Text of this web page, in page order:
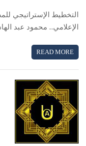
التخطيط الإستراتيجي
الإعلامي.. محمود عبد
READ MORE